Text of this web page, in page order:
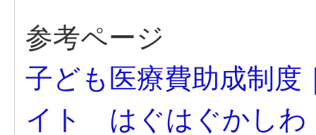
参考ページ
子ども医療費助成制
イト はぐはぐかしわ